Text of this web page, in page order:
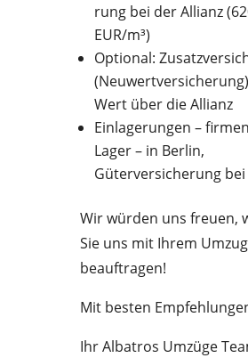
rung bei der Allianz
EUR/m³)
Optional:
Wert über die Allianz
Einlagerungen –
Lager – in Berlin,
Güterversicherung
Wir würden uns freuen,
Sie uns mit Ihrem
beauftragen!
Mit besten
Ihr Albatros Umzüge